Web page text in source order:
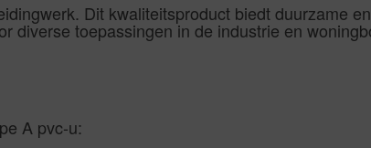
Dit kwaliteitsproduct biedt duurzame
diverse toepassingen in de industrie en
A pvc-u: